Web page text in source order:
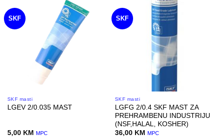
SKF
SKF masti
LGEV 2/0.035 MAST
5,00 KM MPC
SKF
SKF masti
LGFG 2/0.4 SKF MAST ZA
PREHRAMBENU INDUSTRIJU
(NSF,HALAL, KOSHER)
36,00 KM MPC